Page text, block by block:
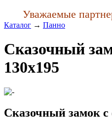
Уважаемые
Каталог → Панно
Сказочный
130x195
Сказочный замок